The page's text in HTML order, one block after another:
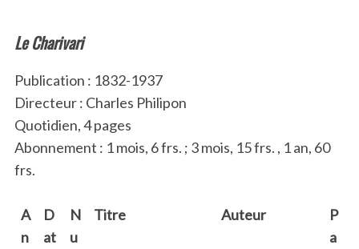
Le Charivari
Publication : 1832-1937
Directeur : Charles Philipon
Quotidien, 4 pages
Abonnement : 1 mois, 6 frs. ; 3 mois, 15 frs. , 1 an, 60
frs.
A
n
D
at
N
u
Titre Auteur
P
a